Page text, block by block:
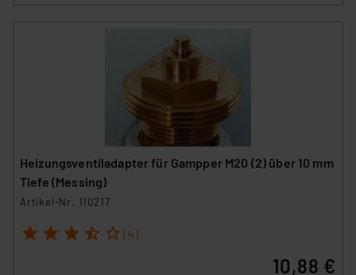
Heizungsventiladapter für Gampper M20 (2) über 10 mm
Tiefe (Messing)
Artikel-Nr. 110217
1 2 3 4 5 (4)
10,88 €